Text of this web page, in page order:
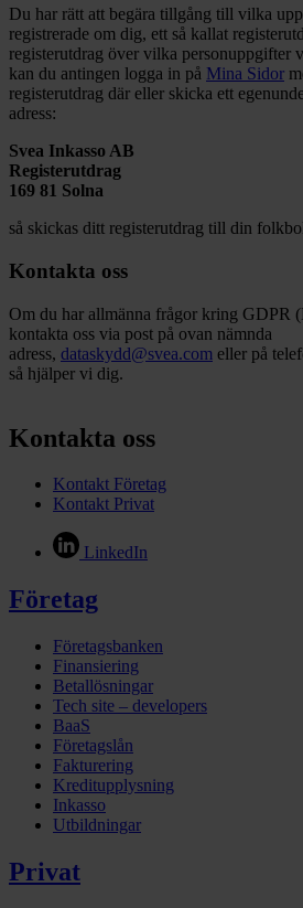
Du har rätt att begära tillgång till vilka
registrerade om dig, ett så kallat
registerutdrag över vilka personuppgifter
kan du antingen logga in på Mina Sidor
registerutdrag där eller skicka ett
adress:
Svea Inkasso AB
Registerutdrag
169 81 Solna
så skickas ditt registerutdrag till din
Kontakta oss
Om du har allmänna frågor kring GDPR
kontakta oss via post på ovan nämnda
adress, dataskydd@svea.com eller på
så hjälper vi dig.
Kontakta oss
Kontakt Företag
Kontakt Privat
LinkedIn
Företag
Företagsbanken
Finansiering
Betallösningar
Tech site – developers
BaaS
Företagslån
Fakturering
Kreditupplysning
Inkasso
Utbildningar
Privat